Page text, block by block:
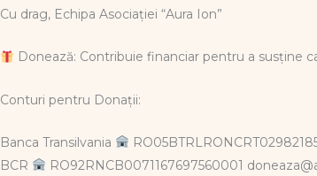
Cu drag, Echipa Asociației “Aura Ion”
Donează: Contribuie financiar pentru a susține
Conturi pentru Donații:
Banca Transilvania
BCR
RO92RNCB0071167697560001